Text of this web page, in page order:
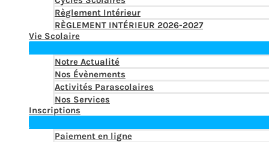
Règlement Intérieur
RÈGLEMENT INTÉRIEUR 2026-2027
Vie Scolaire
Notre Actualité
Nos Évènements
Activités Parascolaires
Nos Services
Inscriptions
Paiement en ligne